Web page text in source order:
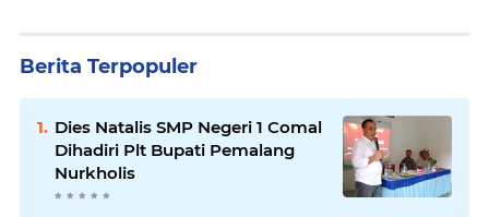
Berita Terpopuler
Dies Natalis SMP Negeri 1 Comal
Dihadiri Plt Bupati Pemalang
Nurkholis